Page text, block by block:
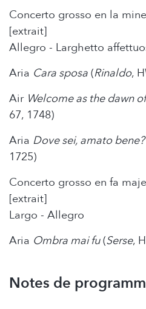
Concerto grosso en la
[extrait]
Allegro - Larghetto
Aria Cara sposa (Rinaldo,
Air Welcome as the dawn
67, 1748)
Aria Dove sei, amato bene?
1725)
Concerto grosso en fa
[extrait]
Largo - Allegro
Aria Ombra mai fu(Serse,
Notes de